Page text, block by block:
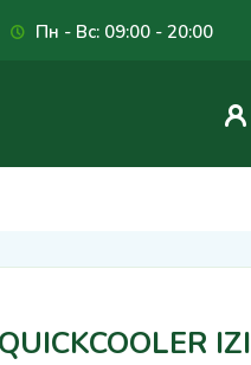
Пн - Вс: 09:00 - 20:00
IZI